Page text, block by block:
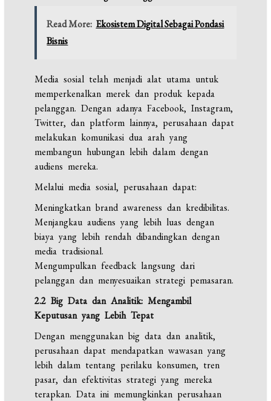
Read More: Ekosistem Digital Sebagai Pondasi
Bisnis
Media sosial telah menjadi alat utama untuk
memperkenalkan merek dan produk kepada
pelanggan. Dengan adanya Facebook, Instagram,
Twitter, dan platform lainnya, perusahaan dapat
melakukan komunikasi dua arah yang
membangun hubungan lebih dalam dengan
audiens mereka.
Melalui media sosial, perusahaan dapat:
Meningkatkan brand awareness dan kredibilitas.
Menjangkau audiens yang lebih luas dengan
biaya yang lebih rendah dibandingkan dengan
media tradisional.
Mengumpulkan feedback langsung dari
pelanggan dan menyesuaikan strategi pemasaran.
2.2 Big Data dan Analitik: Mengambil
Keputusan yang Lebih Tepat
Dengan menggunakan big data dan analitik,
perusahaan dapat mendapatkan wawasan yang
lebih dalam tentang perilaku konsumen, tren
pasar, dan efektivitas strategi yang mereka
terapkan. Data ini memungkinkan perusahaan